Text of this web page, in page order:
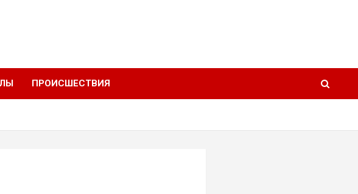
ПРОИСШЕСТВИЯ